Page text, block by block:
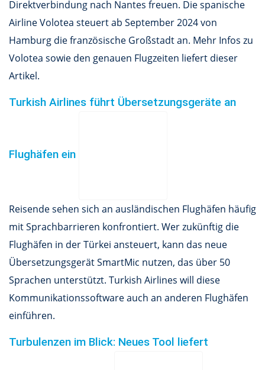
Direktverbindung nach Nantes freuen. Die spanische
Airline Volotea steuert ab September 2024 von
Hamburg die französische Großstadt an. Mehr Infos zu
Volotea sowie den genauen Flugzeiten liefert dieser
Artikel.
Turkish Airlines führt Übersetzungsgeräte an
Flughäfen ein
Reisende sehen sich an ausländischen Flughäfen häufig
mit Sprachbarrieren konfrontiert. Wer zukünftig die
Flughäfen in der Türkei ansteuert, kann das neue
Übersetzungsgerät SmartMic nutzen, das über 50
Sprachen unterstützt. Turkish Airlines will diese
Kommunikationssoftware auch an anderen Flughäfen
einführen.
Turbulenzen im Blick: Neues Tool liefert